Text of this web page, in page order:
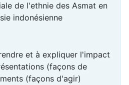
de l'ethnie des Asmat en
indonésienne
et à expliquer l'impact
(façons de
(façons d'agir)